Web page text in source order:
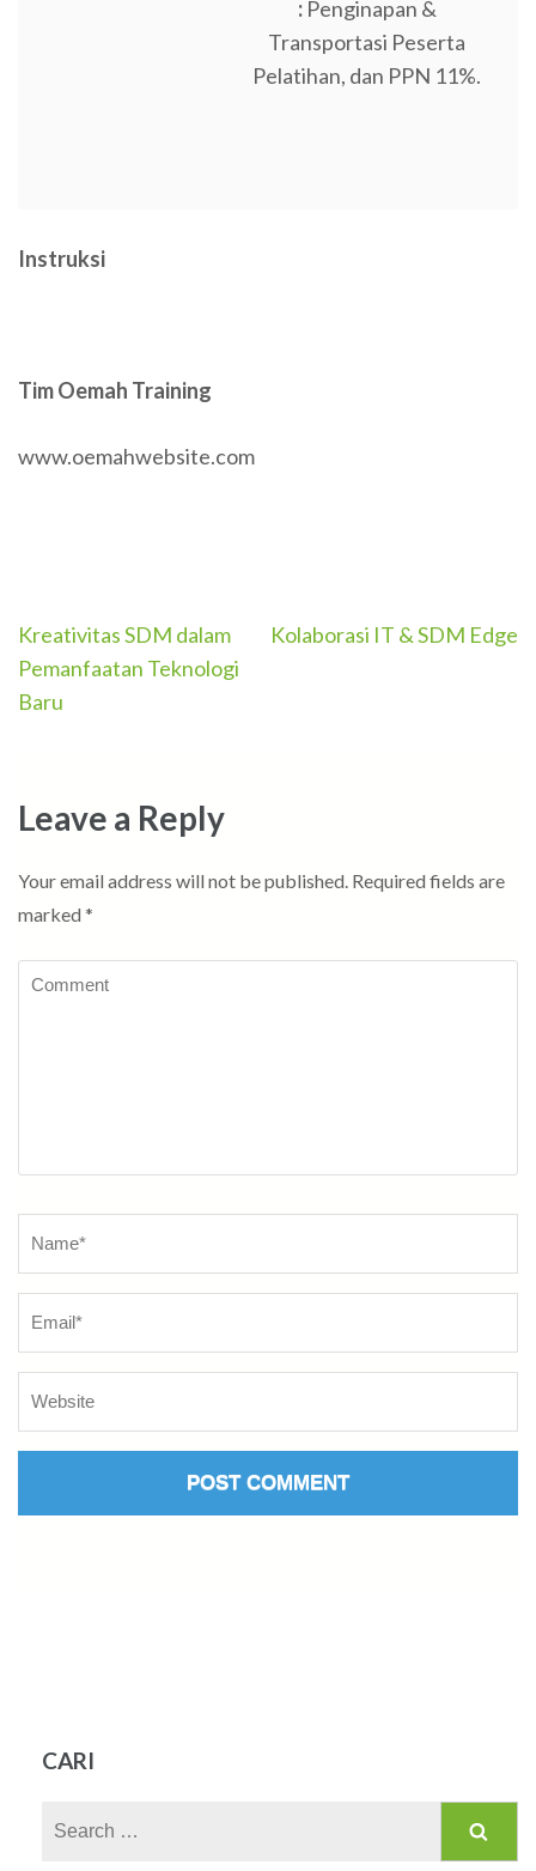
: Penginapan &
Transportasi Peserta
Pelatihan, dan PPN 11%.
Instruksi
Tim Oemah Training
www.oemahwebsite.com
Post
navigation
Kreativitas SDM dalam
Pemanfaatan Teknologi
Baru
Kolaborasi IT & SDM Edge
Leave a Reply
Your email address will not be published. Required fields are
marked *
CARI